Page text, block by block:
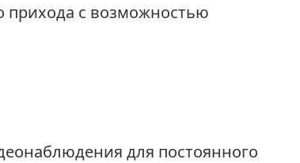
прихода с возможностью
для постоянного